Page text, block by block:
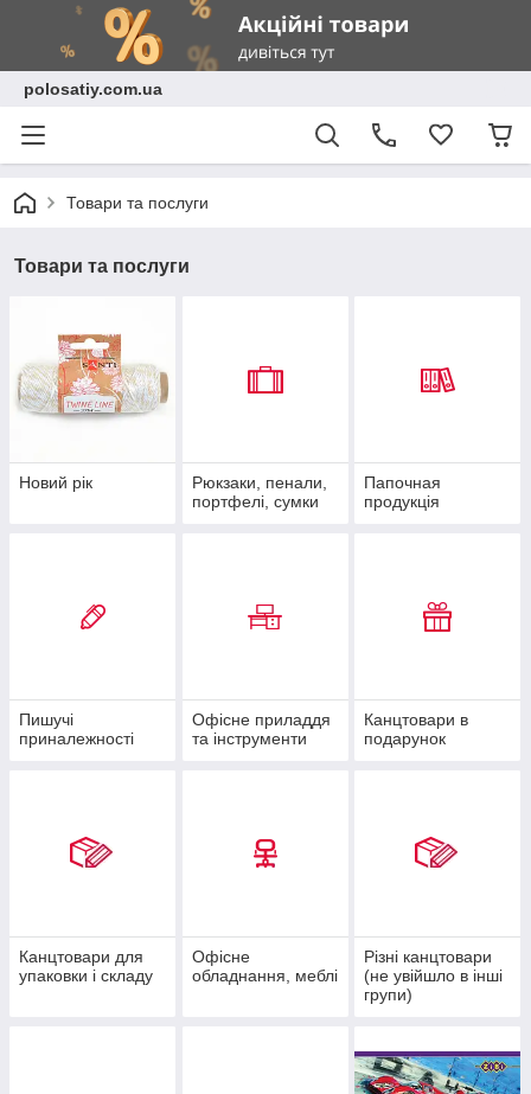
polosatiy.com.ua
Товари та послуги
Товари та послуги
Новий рік
Рюкзаки, пенали,
портфелі, сумки
Папочная
продукція
Пишучі
приналежності
Офісне приладдя
та інструменти
Канцтовари в
подарунок
Канцтовари для
упаковки і складу
Офісне
обладнання, меблі
Різні канцтовари
(не увійшло в інші
групи)